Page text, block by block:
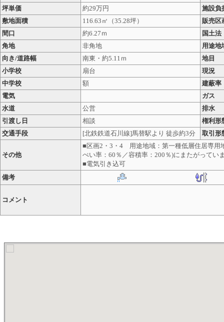
坪単価
約29万円
施設負
敷地面積
116.63㎡（35.28坪）
販売区
間口
約6.27ｍ
国土法
角地
非角地
用途地
向き/道路幅
南東・約5.11ｍ
地目
小学校
扇台
現況
中学校
額
建蔽率
電気
ガス
水道
公営
排水
引渡し日
相談
権利形
交通手段
[北鉄鉄道石川線]馬替駅より 徒歩約3分 取引形
その他
■区画2・3・4 用途地域：第一種低層住居専用
ぺい率：60％／容積率：200％)にまたがってい
■電気引き込可
備考
コメント